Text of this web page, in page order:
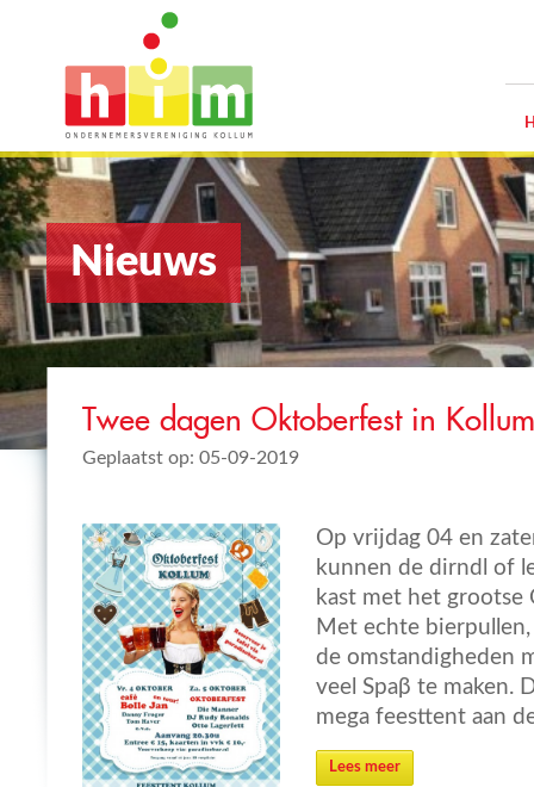
Nieuws
Twee dagen Oktoberfest in Kollum
Geplaatst op: 05-09-2019
Op vrijdag 04 en
kunnen de dirndl of
kast met het
Met echte
de omstandigheden
veel Spaβ te maken.
mega feesttent aan
Lees meer